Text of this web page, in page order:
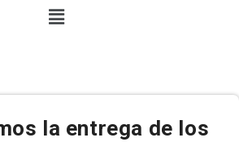
la entrega de los